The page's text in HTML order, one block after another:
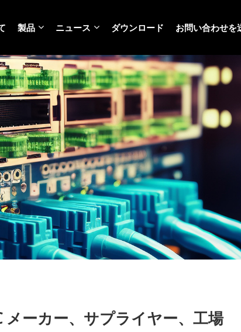
製品 ニュース ダウンロード お問い合わせを
ーカー、サプライヤー、工場